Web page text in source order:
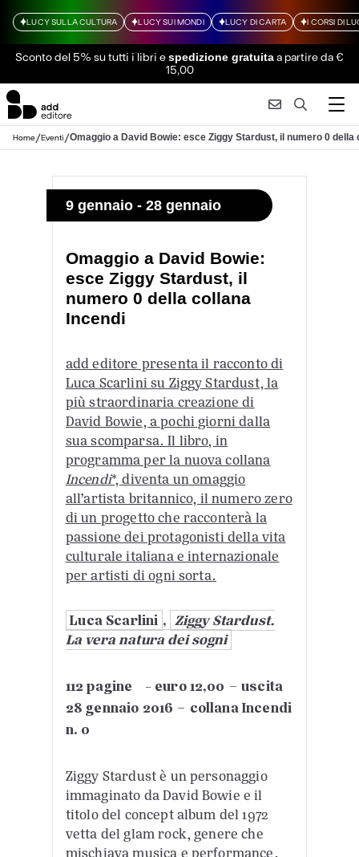
LUCY SULLA CULTURA LUCY SUI MONDI LUCY DI CARTA I CORSI DI
Sconto del 5% su tutti i libri espedizione gratuitaa partire da €
15,00
Home/Eventi/Omaggio a David Bowie: esce Ziggy Stardust, il numero 0 della
9 gennaio - 28 gennaio
Omaggio a David Bowie:
esce Ziggy Stardust, il
numero 0 della collana
Incendi
add editore presenta il racconto di
Luca Scarlini su Ziggy Stardust, la
più straordinaria creazione di
David Bowie, a pochi giorni dalla
sua scomparsa. Il libro, in
programma per la nuova collana
Incendi*, diventa un omaggio
all’artista britannico, il numero zero
di un progetto che racconterà la
passione dei protagonisti della vita
culturale italiana e internazionale
per artisti di ogni sorta.
Luca Scarlini , Ziggy Stardust.
La vera natura dei sogni
112 pagine - euro 12,00 – uscita
28 gennaio 2016 – collana Incendi
n. 0
Ziggy Stardust è un personaggio
immaginato da David Bowie e il
titolo del concept album del 1972
vetta del glam rock, genere che
mischiava musica e performance.